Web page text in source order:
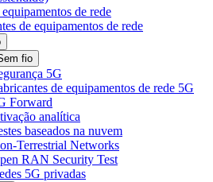
de rede
de equipamentos de rede
fio
5G
de equipamentos de rede 5G
Forward
analítica
baseados na nuvem
Terrestrial Networks
RAN Security Test
5G privadas